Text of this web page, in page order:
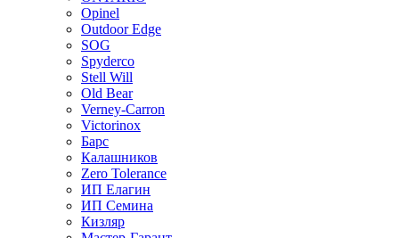
Opinel
Outdoor Edge
SOG
Spyderco
Stell Will
Old Bear
Verney-Carron
Victorinox
Барс
Калашников
Zero Tolerance
ИП Елагин
ИП Семина
Кизляр